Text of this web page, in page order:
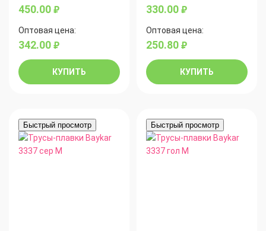
450.00 руб.
Оптовая цена:
342.00 руб.
КУПИТЬ
330.00руб.
Оптовая цена:
250.80руб.
КУПИТЬ
Быстрый просмотр Быстрый просмотр